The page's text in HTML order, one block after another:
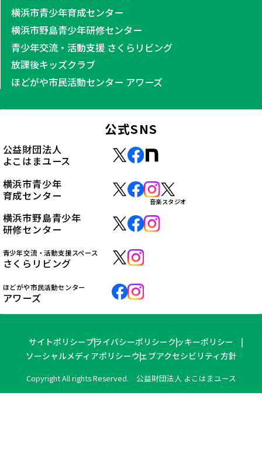
横浜市青少年育成センター
横浜市野島青少年研修センター
青少年交流・活動支援 さくらリビング
放課後キッズクラブ
ほどがや市民活動センター アワーズ
公式SNS
公益財団法人
よこはまユース
横浜市青少年
育成センター
音楽スタジオ
横浜市野島青少年
研修センター
青少年交流・活動支援スペース
さくらリビング
ほどがや市民活動センター
アワーズ
サイトポリシープライバシーポリシークッキーポリシー
ソーシャルメディアポリシーウェブアクセシビリティ方針
Copyright All rights Reserved. 公益財団法人 よこはまユース